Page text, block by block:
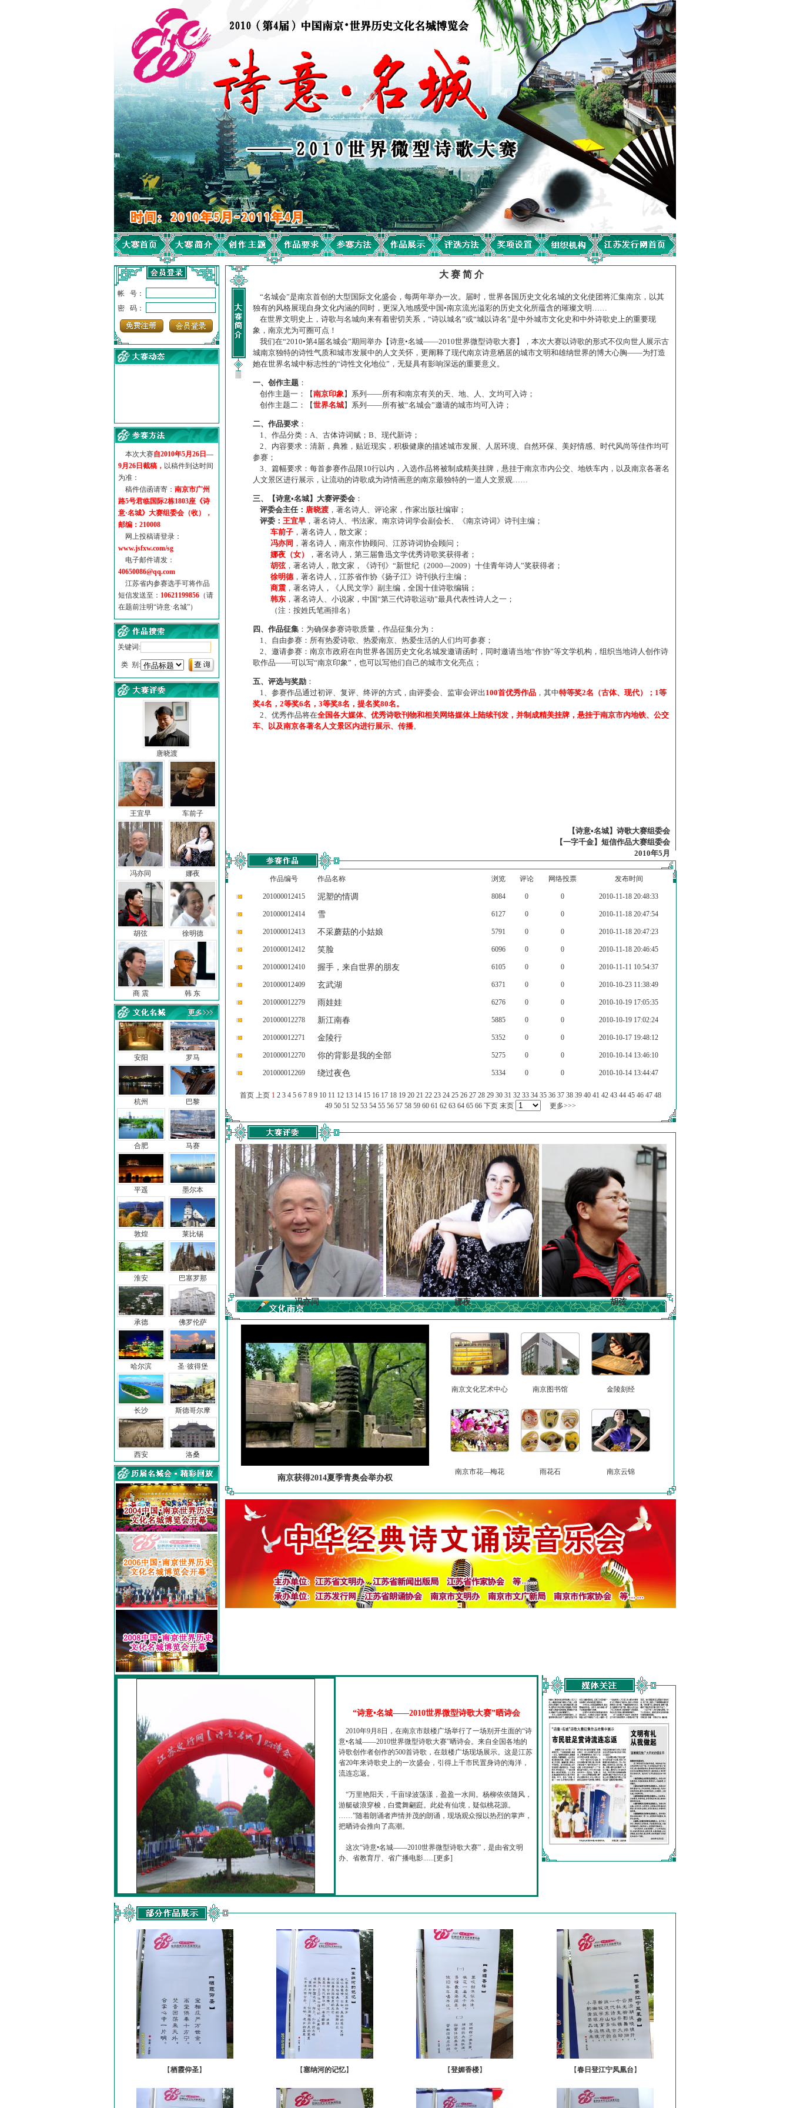
帐 号：
密 码：
·【诗意·名城】地铁展示作...
诗意名城·地铁时间
地铁完美呈现【诗意·名城...
参赛作品多达5000多首
“诗意·名城”晒诗会
特别通知--致广大诗词爱好...
本次大赛自2010年5月26日—
9月26日截稿， 以稿件到达时间
为准：
稿件信函请寄： 南京市广州
路5号君临国际2栋1803座《诗
意·名城》大赛组委会（收），
邮编：210008
网上投稿请登录：
www.jsfxw.com/sg
电子邮件请发：
40650086@qq.com
江苏省内参赛选手可将作品
短信发送至： 10621199856 （请
在题前注明“诗意·名城”）
关键词:
类 别:
唐晓渡
王宜早 车前子
冯亦同 娜夜
胡弦 徐明德
商 震 韩 东
安阳
杭州
合肥
平遥
敦煌
淮安
承德
哈尔滨
长沙
西安
罗马
巴黎
马赛
墨尔本
莱比锡
巴塞罗那
佛罗伦萨
圣·彼得堡
斯德哥尔摩
洛桑
大 赛 简 介
“名城会”是南京首创的大型国际文化盛会，每两年举办一次。届时，世界各国历史文化名城的文化使团将汇集南京，以其
独有的风格展现自身文化内涵的同时，更深入地感受中国•南京流光溢彩的历史文化所蕴含的璀璨文明……
在世界文明史上，诗歌与名城向来有着密切关系，“诗以城名”或“城以诗名”是中外城市文化史和中外诗歌史上的重要现
象，南京尤为可圈可点！
我们在“2010•第4届名城会”期间举办【诗意•名城——2010世界微型诗歌大赛】，本次大赛以诗歌的形式不仅向世人展示古
城南京独特的诗性气质和城市发展中的人文关怀，更阐释了现代南京诗意栖居的城市文明和雄纳世界的博大心胸——为打造
她在世界名城中标志性的“诗性文化地位”，无疑具有影响深远的重要意义。
一、创作主题 ：
创作主题一：【南京印象】系列——所有和南京有关的天、地、人、文均可入诗；
创作主题二：【世界名城】系列——所有被“名城会”邀请的城市均可入诗；
二、作品要求 ：
1、作品分类：A、古体诗词赋；B、现代新诗；
2、内容要求：清新，典雅，贴近现实，积极健康的描述城市发展、人居环境、自然环保、美好情感、时代风尚等佳作均可
参赛；
3、篇幅要求：每首参赛作品限10行以内，入选作品将被制成精美挂牌，悬挂于南京市内公交、地铁车内，以及南京各著名
人文景区进行展示，让流动的诗歌成为诗情画意的南京最独特的一道人文景观……
三、【诗意•名城】大赛评委会 ：
评委会主任： 唐晓渡 ，著名诗人、评论家，作家出版社编审；
评委： 王宜早 ，著名诗人、书法家。南京诗词学会副会长、《南京诗词》诗刊主编；
车前子 ，著名诗人，散文家；
冯亦同 ，著名诗人，南京作协顾问、江苏诗词协会顾问；
娜夜（女）
，著名诗人，第三届鲁迅文学优秀诗歌奖获得者；
胡弦，著名诗人，散文家，《诗刊》“新世纪（2000—2009）十佳青年诗人”奖获得者；
徐明德，著名诗人，江苏省作协《扬子江》诗刊执行主编；
商震 ，著名诗人，《人民文学》副主编，全国十佳诗歌编辑；
韩东 ，著名诗人、小说家，中国“第三代诗歌运动”最具代表性诗人之一；
（注：按姓氏笔画排名）
四、作品征集 ：为确保参赛诗歌质量，作品征集分为：
1、自由参赛：所有热爱诗歌、热爱南京、热爱生活的人们均可参赛；
2、邀请参赛：南京市政府在向世界各国历史文化名城发邀请函时，同时邀请当地“作协”等文学机构，组织当地诗人创作诗
歌作品——可以写“南京印象”，也可以写他们自己的城市文化亮点；
五、评选与奖励 ：
1、参赛作品通过初评、复评、终评的方式，由评委会、监审会评出 100首优秀作品 ，其中特等奖2名（古体、现代）；1等
奖4名，2等奖6名，3等奖8名，提名奖80名。
2、优秀作品将在全国各大媒体、优秀诗歌刊物和相关网络媒体上陆续刊发，并制成精美挂牌，悬挂于南京市内地铁、公交
车、以及南京各著名人文景区内进行展示、传播。
【诗意•名城】诗歌大赛组委会
【一字千金】短信作品大赛组委会
2010年5月
作品编号 作品名称 浏览 评论 网络投票 发布时间
201000012415 泥塑的情调 8084 0 0 2010-11-18 20:48:33
201000012414 雪 6127 0 0 2010-11-18 20:47:54
201000012413 不采蘑菇的小姑娘 5791 0 0 2010-11-18 20:47:23
201000012412 笑脸 6096 0 0 2010-11-18 20:46:45
201000012410 握手，来自世界的朋友 6105 0 0 2010-11-11 10:54:37
201000012409 玄武湖 6371 0 0 2010-10-23 11:38:49
201000012279 雨娃娃 6276 0 0 2010-10-19 17:05:35
201000012278 新江南春 5885 0 0 2010-10-19 17:02:24
201000012271 金陵行 5352 0 0 2010-10-17 19:48:12
201000012270 你的背影是我的全部 5275 0 0 2010-10-14 13:46:10
201000012269 绕过夜色 5334 0 0 2010-10-14 13:44:47
首页 上页 1 2 3 4 5 6 7 8 9 10 11 12 13 14 15 16 17 18 19 20 21 22 23 24 25 26 27 28 29 30 31 32 33 34 35 36 37 38 39 40 41 42 43 44 45 46 47 48
49 50 51 52 53 54 55 56 57 58 59 60 61 62 63 64 65 66 下页 末页 更多>>>
车前子 冯亦同 娜夜 胡弦
南京文化艺术中心 南京图书馆 金陵刻经
南京市花—梅花 雨花石 南京云锦
南京获得2014夏季青奥会举办权
“诗意•名城——2010世界微型诗歌大赛”晒诗会
2010年9月8日，在南京市鼓楼广场举行了一场别开生面的“诗
意•名城——2010世界微型诗歌大赛”晒诗会。来自全国各地的
诗歌创作者创作的500首诗歌，在鼓楼广场现场展示。这是江苏
省20年来诗歌史上的一次盛会，引得上千市民置身诗的海洋，
流连忘返。
“万里艳阳天，千亩绿波荡漾，盈盈一水间。杨柳依依随风，
游艇破浪穿梭，白鹭舞翩跹。此处有仙境，疑似桃花源。
……”随着朗诵者声情并茂的朗诵，现场观众报以热烈的掌声，
把晒诗会推向了高潮。
这次“诗意•名城——2010世界微型诗歌大赛”，是由省文明
办、省教育厅、省广播电影......[更多]
【栖霞仰圣】 【塞纳河的记忆】 【登媚香楼】 【春日登江宁凤凰台】